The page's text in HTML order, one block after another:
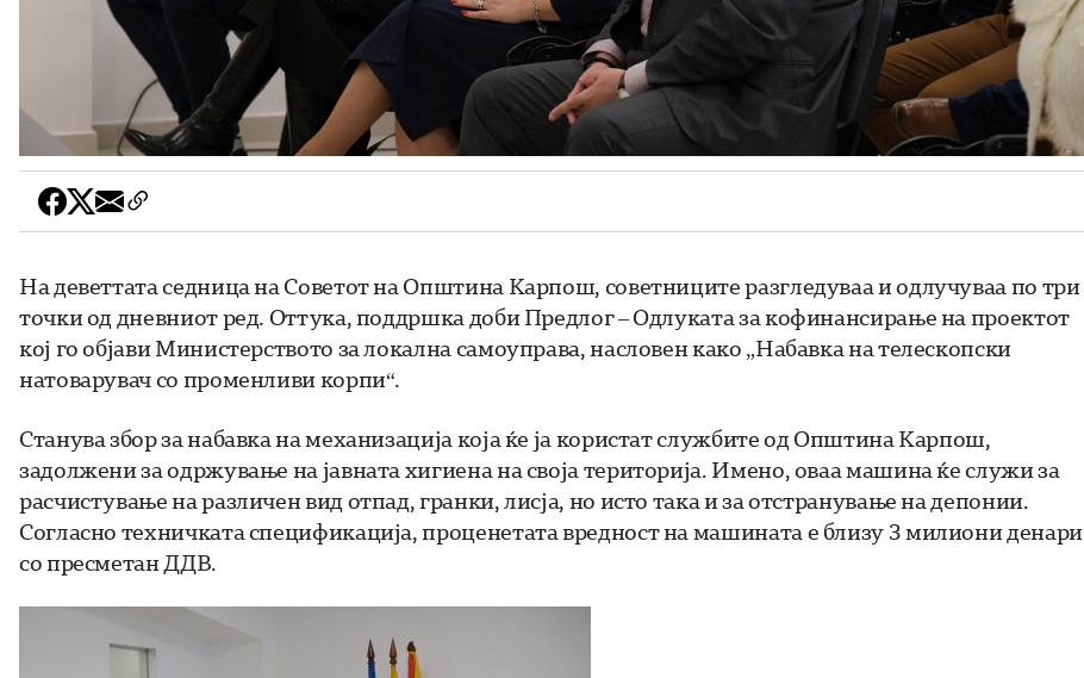
На деветтата седница на Советот на Општина Карпош, советниците разгледуваа и одлучуваа по три
точки од дневниот ред. Оттука, поддршка доби Предлог – Одлуката за кофинансирање на проектот
кој го објави Министерството за локална самоуправа, насловен како „Набавка на телескопски
натоварувач со променливи корпи“.
Станува збор за набавка на механизација која ќе ја користат службите од Општина Карпош,
задолжени за одржување на јавната хигиена на своја територија. Имено, оваа машина ќе служи за
расчистување на различен вид отпад, гранки, лисја, но исто така и за отстранување на депонии.
Согласно техничката спецификација, проценетата вредност на машината е близу 3 милиони денари
со пресметан ДДВ.